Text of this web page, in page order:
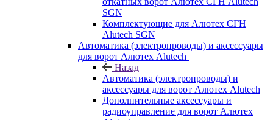
SGN
Комплектующие для Алютех СГН
Alutech SGN
Автоматика (электропроводы) и аксессуары
для ворот Алютех Alutech
Назад
Автоматика (электропроводы) и
аксессуары для ворот Алютех Alutech
Дополнительные аксессуары и
радиоуправление для ворот Алютех